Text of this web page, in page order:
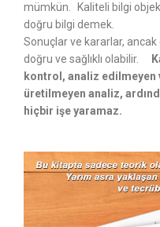
mümkün. Kaliteli bilgi
doğru bilgi demek.
Sonuçlar ve kararlar, ancak
doğru ve sağlıklı olabilir.
kontrol, analiz
üretilmeyen analiz,
hiçbir işe yaramaz.